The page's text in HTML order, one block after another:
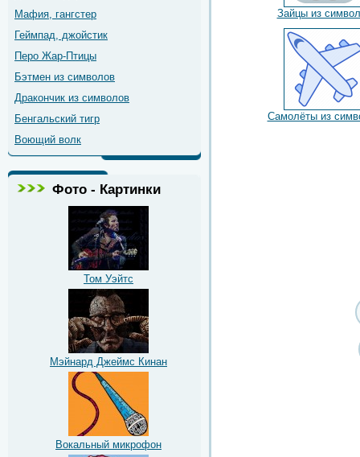
Мафия, гангстер
Геймпад, джойстик
Перо Жар-Птицы
Бэтмен из символов
Дракончик из символов
Бенгальский тигр
Воющий волк
Фото - Картинки
Том Уэйтс
Мэйнард Джеймс Кинан
Вокальный микрофон
Зайцы из
Самолёты из